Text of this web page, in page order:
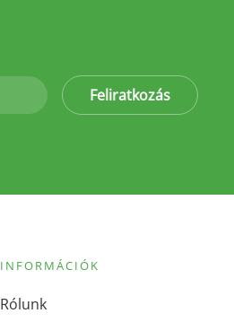
Feliratkozás
INFORMÁCIÓK
Rólunk